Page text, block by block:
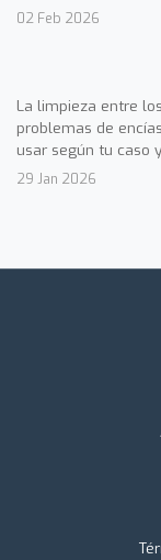
02 Feb 2026
La limpieza entre
problemas de
usar según tu caso
29 Jan 2026